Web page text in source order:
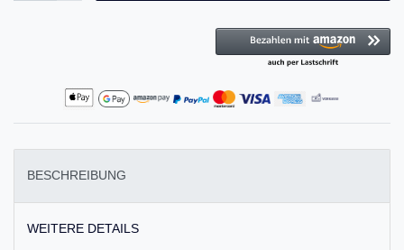
BESCHREIBUNG
WEITERE DETAILS